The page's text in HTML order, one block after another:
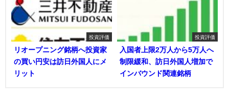
投資評価
リオープニング銘柄へ投資家
の買い円安は訪日外国人にメ
リット
投資評価
入国者上限2万人から5万人へ
制限緩和、訪日外国人増加で
インバウンド関連銘柄